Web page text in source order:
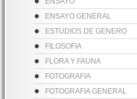
ENSAYO GENERAL
ESTUDIOS DE GENERO
FILOSOFIA
FLORA Y FAUNA
FOTOGRAFIA
FOTOGRAFIA GENERAL